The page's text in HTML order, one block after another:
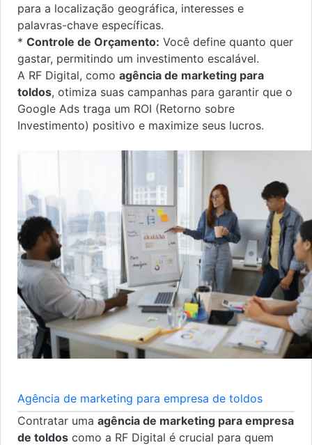
para a localização geográfica, interesses e
palavras-chave específicas.
* Controle de Orçamento: Você define quanto quer
gastar, permitindo um investimento escalável.
A RF Digital, como agência de marketing para
toldos, otimiza suas campanhas para garantir que o
Google Ads traga um ROI (Retorno sobre
Investimento) positivo e maximize seus lucros.
Agência de marketing para empresa de toldos
Contratar uma agência de marketing para empresa
de toldos como a RF Digital é crucial para quem